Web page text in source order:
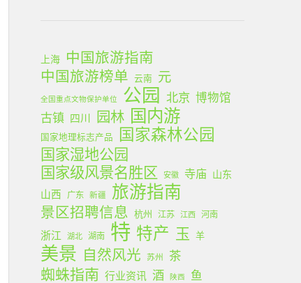
上海
中国旅游指南
中国旅游榜单 云南 元
全国重点文物保护单位 公园 北京 博物馆
古镇 四川 园林 国内游
国家地理标志产品 国家森林公园
国家湿地公园
国家级风景名胜区
安徽 寺庙 山东
山西 广东 新疆 旅游指南
景区招聘信息 杭州 江苏 江西 河南
浙江 湖北 湖南 特 特产 玉 羊
美景 自然风光 苏州 茶
蜘蛛指南 行业资讯 酒 陕西 鱼